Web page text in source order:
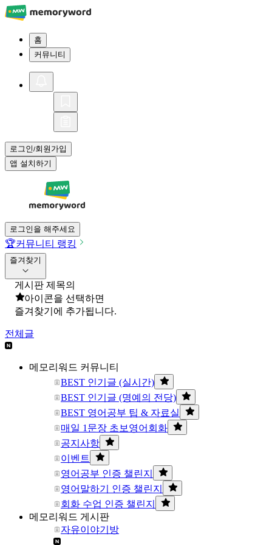
홈
커뮤니티
로그인/회원가입
앱 설치하기
로그인을 해주세요
🏆커뮤니티 랭킹
즐겨찾기
게시판 제목의
아이콘을 선택하면
즐겨찾기에 추가됩니다.
전체글
메모리워드 커뮤니티
BEST 인기글 (실시간)
BEST 인기글 (명예의 전당)
BEST 영어공부 팁 & 자료실
매일 1문장 초보영어회화
공지사항
이벤트
영어공부 인증 챌린지
영어말하기 인증 챌린지
회화 수업 인증 챌린지
메모리워드 게시판
자유이야기방